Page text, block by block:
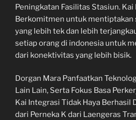
Peningkatan Fasilitas Stasiun.
Berkomitmen untuk
yang lebih tek dan lebih
setiap orang di indonesia untuk
dari konektivitas yang lebih bisik.
Dorgan Mara Panfaatkan
Lain Lain, Serta Fokus Basa
Kai Integrasi Tidak Haya Berhasil
dari Perneka K dari Laengeras